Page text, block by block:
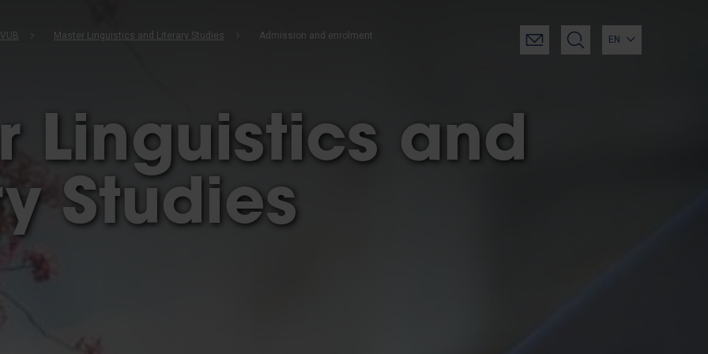
Master Linguistics and Literary Studies Admission and enrolment EN
Linguistics and
Studies